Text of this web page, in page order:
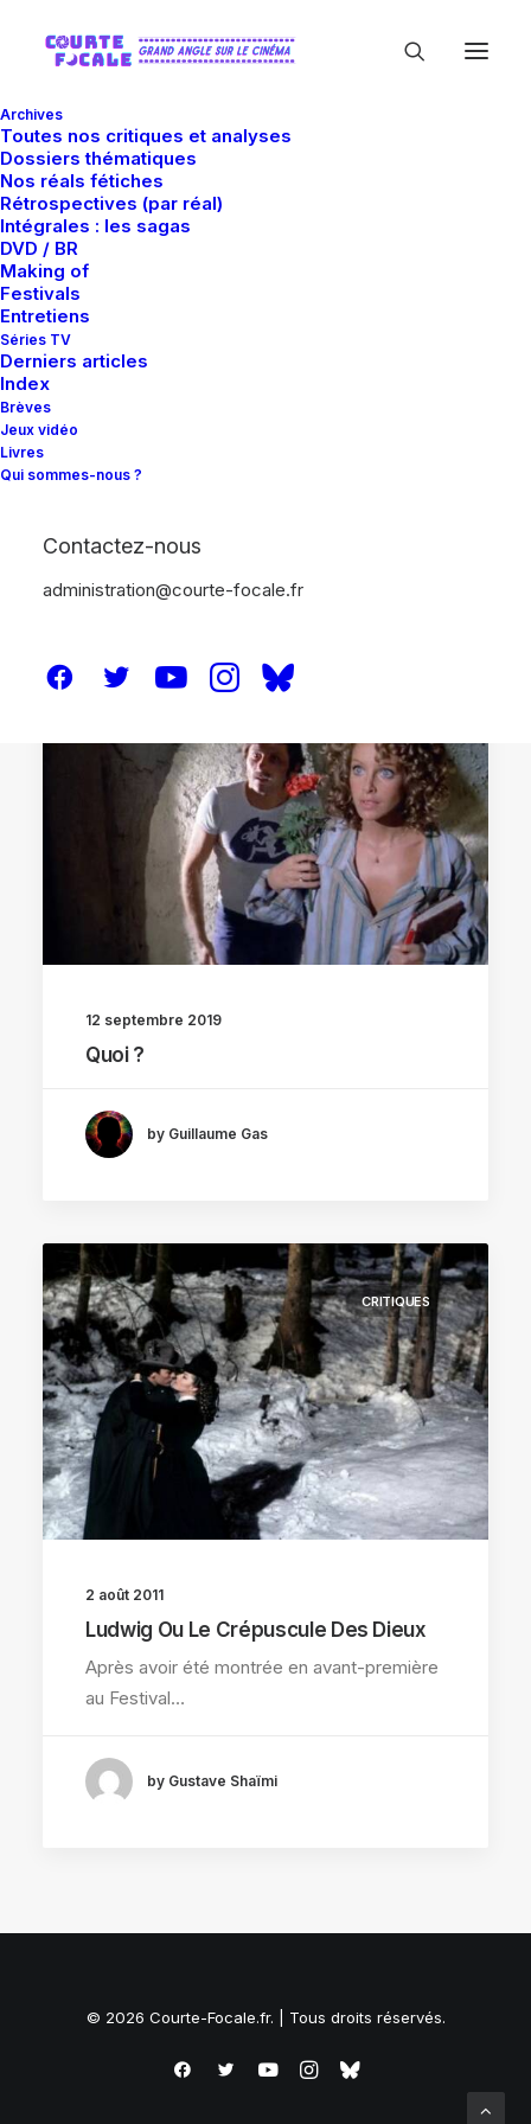
Archives
Toutes nos critiques et analyses
Dossiers thématiques
Nos réals fétiches
Rétrospectives (par réal)
Intégrales : les sagas
DVD / BR
Making of
Festivals
Entretiens
Séries TV
Derniers articles
Index
Brèves
Jeux vidéo
Livres
Qui sommes-nous ?
Contactez-nous
administration@courte-focale.fr
12 septembre 2019
Quoi ?
by Guillaume Gas
CRITIQUES
2 août 2011
Ludwig Ou Le Crépuscule Des Dieux
Après avoir été montrée en avant-première
au Festival…
by Gustave Shaïmi
© 2026 Courte-Focale.fr. | Tous droits réservés.